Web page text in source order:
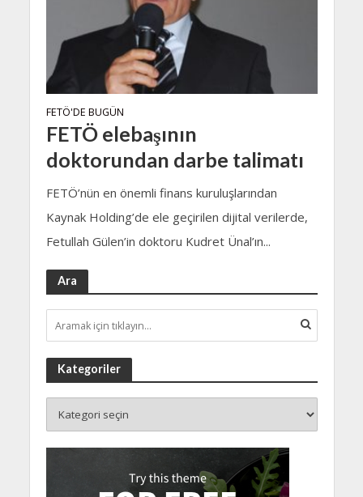
FETÖ'DE BUGÜN
FETÖ elebaşının
doktorundan darbe talimatı
FETÖ’nün en önemli finans kuruluşlarından
Kaynak Holding’de ele geçirilen dijital verilerde,
Fetullah Gülen’in doktoru Kudret Ünal’ın...
Ara
Kategoriler